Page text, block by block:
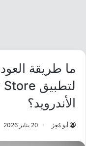
ما طريقة
الأندرويد؟
أبو مُعِز 20 يناير 2026